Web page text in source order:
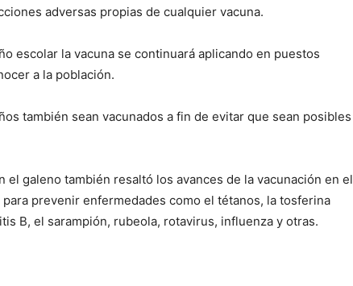
adversas propias de cualquier vacuna.
escolar la vacuna se continuará aplicando en puestos
a la población.
también sean vacunados a fin de evitar que sean posibles
el galeno también resaltó los avances de la vacunación en el
prevenir enfermedades como el tétanos, la tosferina
B, el sarampión, rubeola, rotavirus, influenza y otras.